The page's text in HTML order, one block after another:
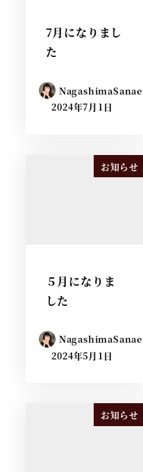
7月になりまし
た
NagashimaSanae
2024年7月1日
お知らせ
５月になりま
した
NagashimaSanae
2024年5月1日
お知らせ